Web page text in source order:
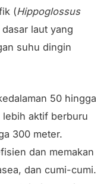
(Hippoglossus
laut yang
suhu dingin
50 hingga
lebih aktif berburu
300 meter.
dan memakan
dan cumi-cumi.